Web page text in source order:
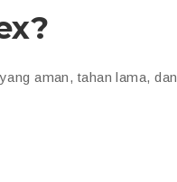
aman, tahan lama, dan